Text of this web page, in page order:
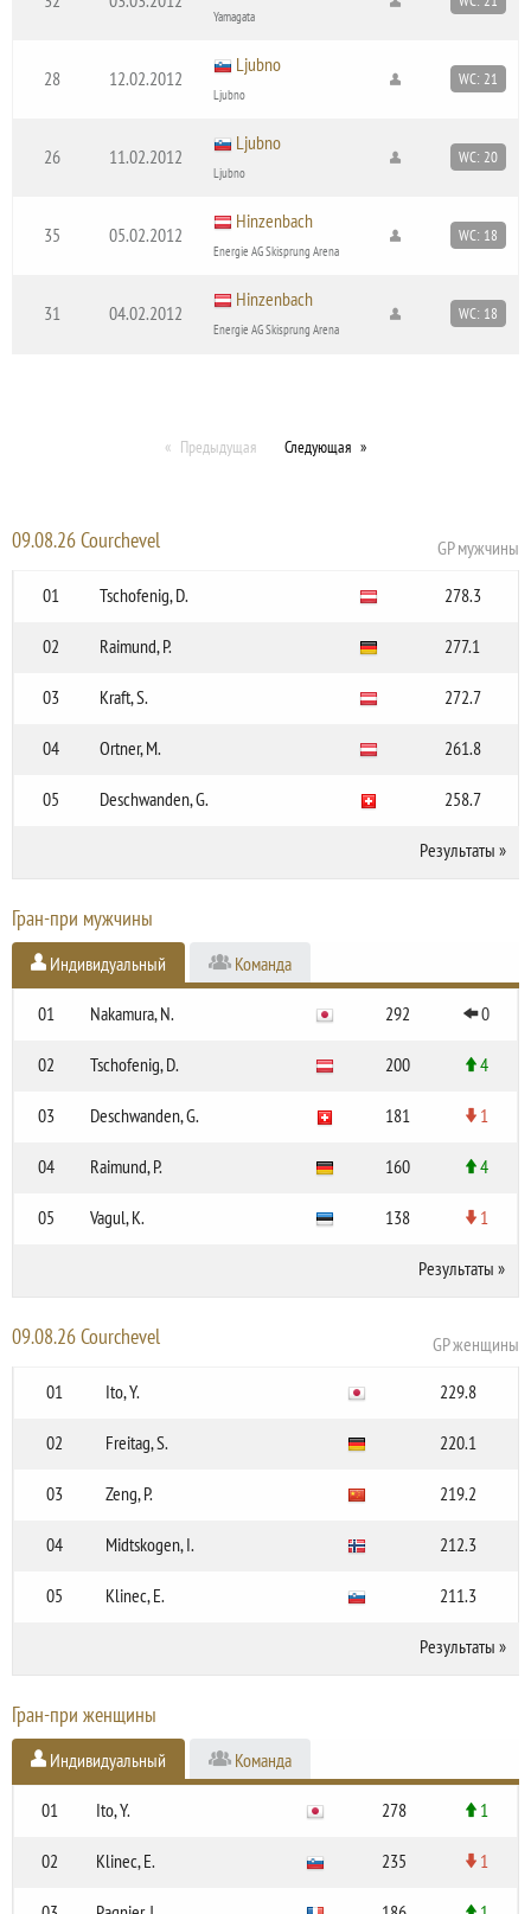
Yamagata
28 12.02.2012
Ljubno
Ljubno
WC: 21
26 11.02.2012
Ljubno
Ljubno
WC: 20
35 05.02.2012
Hinzenbach
Energie AG Skisprung Arena
WC: 18
31 04.02.2012
Hinzenbach
Energie AG Skisprung Arena
WC: 18
Предыдущая Следующая
09.08.26 Courchevel
GP мужчины
01
Tschofenig, D. 278.3
02 Raimund, P. 277.1
03 Kraft, S. 272.7
04 Ortner, M. 261.8
05 Deschwanden, G. 258.7
Результаты »
Гран-при мужчины
Индивидуальный Команда
01 Nakamura, N. 292 0
02 Tschofenig, D. 200 4
03 Deschwanden, G. 181 1
04 Raimund, P. 160 4
05 Vagul, K. 138 1
Результаты »
09.08.26 Courchevel
GP женщины
01
Ito, Y. 229.8
02 Freitag, S. 220.1
03 Zeng, P. 219.2
04 Midtskogen, I. 212.3
05 Klinec, E. 211.3
Результаты »
Гран-при женщины
Индивидуальный Команда
01 Ito, Y. 278 1
02 Klinec, E. 235 1